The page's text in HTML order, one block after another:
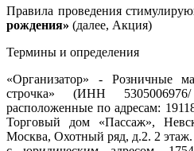
Правила проведения
рождения» (далее, Акция)
Термины и определения
«Организатор» - Розничные
строчка» (ИНН
расположенные по адресам:
Торговый дом «Пассаж»,
Москва, Охотный ряд, д.2. 2 этаж.